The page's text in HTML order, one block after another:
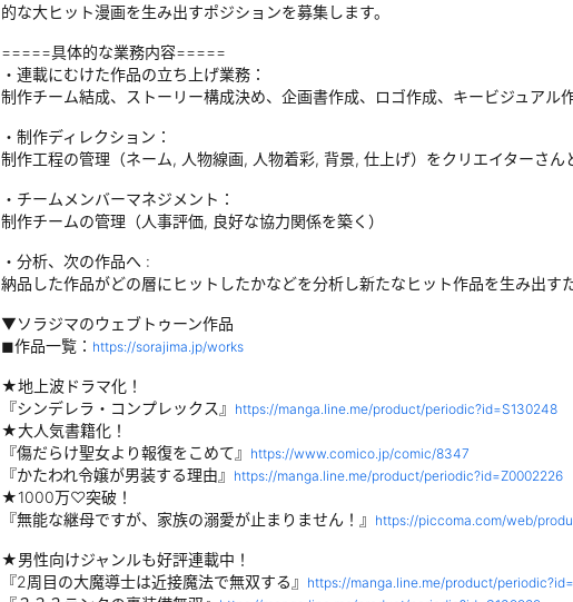
的な大ヒット漫画を生み出すポジションを募集します。
=====具体的な業務内容=====
・連載にむけた作品の立ち上げ業務：
制作チーム結成、ストーリー構成決め、企画書作成、ロゴ作成、キービジュアル
・制作ディレクション：
制作工程の管理（ネーム, 人物線画, 人物着彩, 背景, 仕上げ）をクリエイターさん
・チームメンバーマネジメント：
制作チームの管理（人事評価, 良好な協力関係を築く）
・分析、次の作品へ :
納品した作品がどの層にヒットしたかなどを分析し新たなヒット作品を生み出す
▼ソラジマのウェブトゥーン作品
◼︎作品一覧： https://sorajima.jp/works
★地上波ドラマ化！
『シンデレラ・コンプレックス』 https://manga.line.me/product/periodic?id=S130248
★大人気書籍化！
『傷だらけ聖女より報復をこめて』 https://www.comico.jp/comic/8347
『かたわれ令嬢が男装する理由』 https://manga.line.me/product/periodic?id=Z0002226
★1000万♡突破！
『無能な継母ですが、家族の溺愛が止まりません！』 https://piccoma.com/web/
★男性向けジャンルも好評連載中！
『2周目の大魔導士は近接魔法で無双する』 https://manga.line.me/product/